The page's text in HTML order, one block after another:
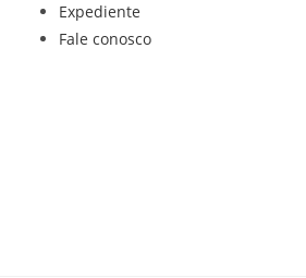
Expediente
Fale conosco